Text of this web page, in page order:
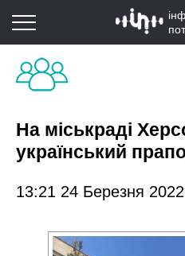
На міськраді
український
13:21 24 Березня 2022